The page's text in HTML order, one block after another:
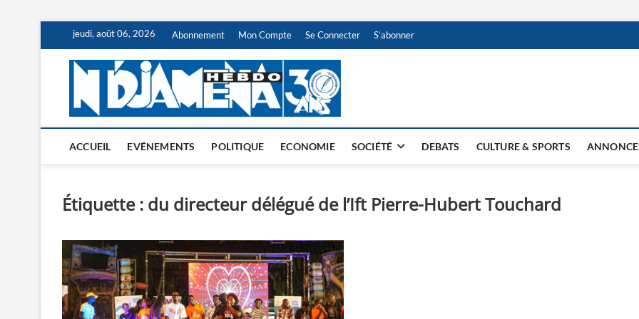
content
jeudi, août 06, 2026 Abonnement Mon Compte Se Connecter S’abonner
NDJAMENA HEBDO
ACCUEIL EVÉNEMENTS POLITIQUE ECONOMIE SOCIÉTÉ DEBATS CULTURE & SPORTS
Étiquette : du directeur délégué de l’Ift Pierre-Hubert Touchard